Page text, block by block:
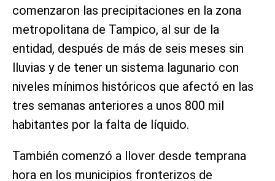
comenzaron las precipitaciones en la zona
metropolitana de Tampico, al sur de la
entidad, después de más de seis meses sin
lluvias y de tener un sistema lagunario con
niveles mínimos históricos que afectó en las
tres semanas anteriores a unos 800 mil
habitantes por la falta de líquido.
También comenzó a llover desde temprana
hora en los municipios fronterizos de